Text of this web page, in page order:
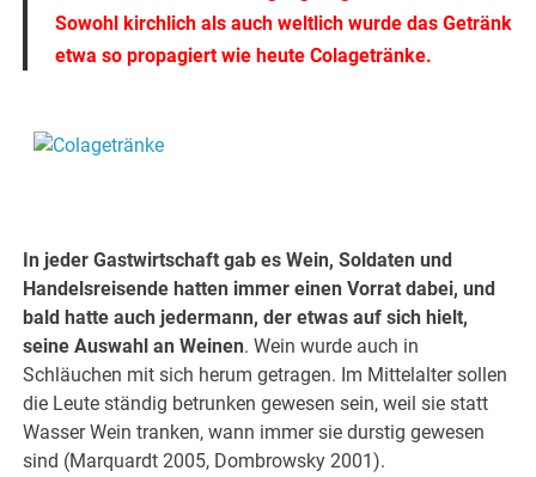
Sowohl kirchlich als auch weltlich wurde das Getränk
etwa so propagiert wie heute Colagetränke.
In jeder Gastwirtschaft gab es Wein, Soldaten und
Handelsreisende hatten immer einen Vorrat dabei, und
bald hatte auch jedermann, der etwas auf sich hielt,
seine Auswahl an Weinen. Wein wurde auch in
Schläuchen mit sich herum getragen. Im Mittelalter sollen
die Leute ständig betrunken gewesen sein, weil sie statt
Wasser Wein tranken, wann immer sie durstig gewesen
sind (Marquardt 2005, Dombrowsky 2001).